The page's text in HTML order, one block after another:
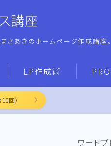
講座
さあきのホームページ作成講座。
LP作成術
回）
ワード